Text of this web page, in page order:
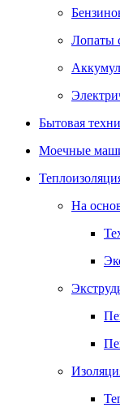
Лопаты
Бытовая
Моечные
На